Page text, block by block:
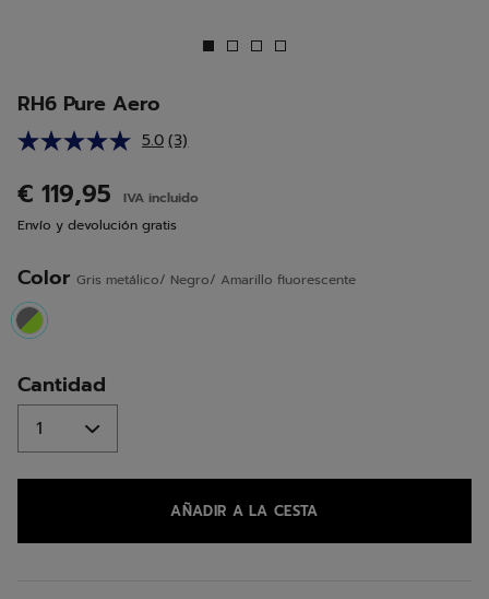
RH6 Pure Aero
5.0 Lea
Enlace
en
la
página.
(3)
€ 119,95
IVA incluido
Envío y devolución gratis
Color Gris metálico/ Negro/ Amarillo fluorescente
selected
Cantidad
AÑADIR A LA CESTA